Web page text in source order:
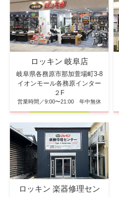
ロッキン 岐阜店
岐阜県各務原市那加萱場町3-8
イオンモール各務原インター
２F
営業時間／9:00〜21:00 年中無休
ロッキン 楽器修理セン